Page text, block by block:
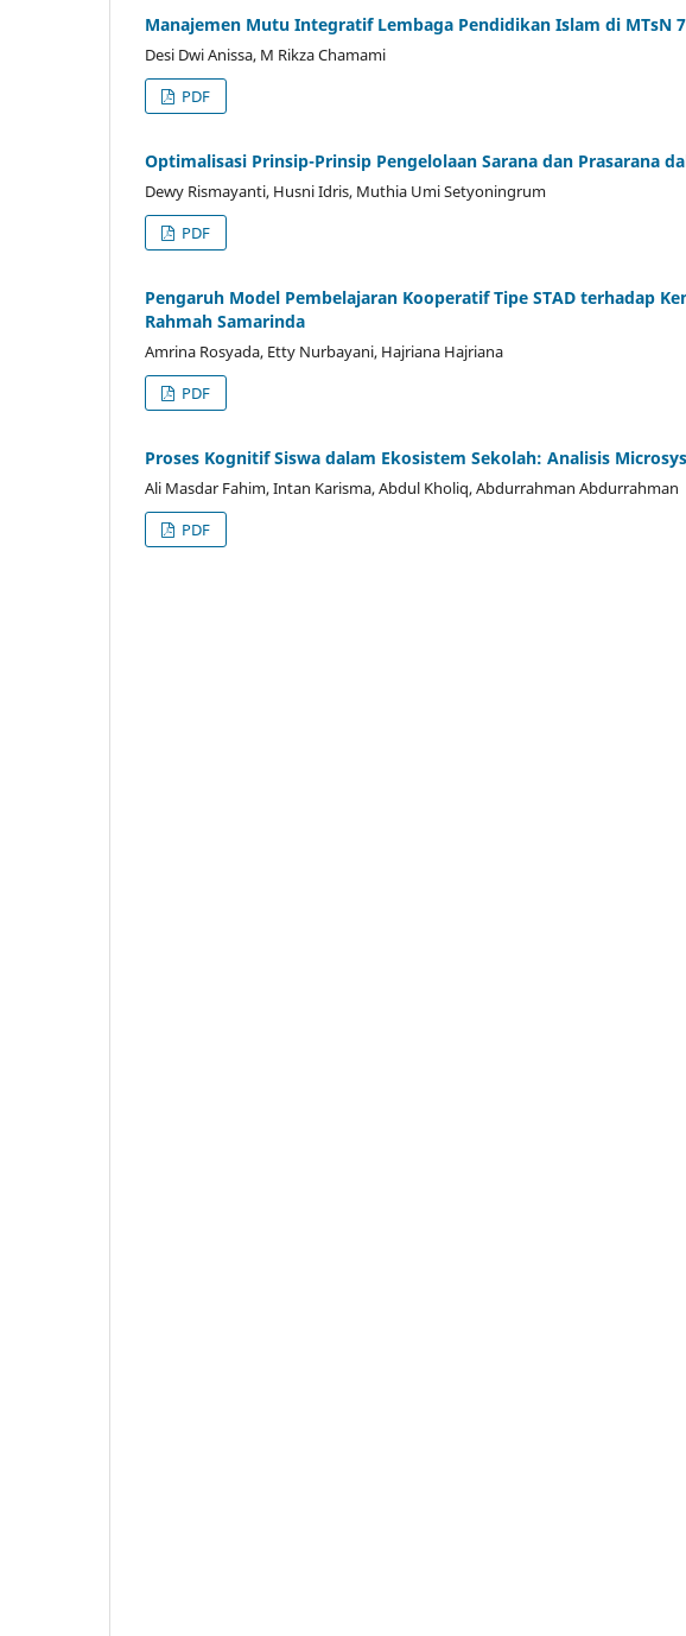
Manajemen Mutu Integratif Lembaga Pendidikan Islam di MTsN
Desi Dwi Anissa, M Rikza Chamami
PDF
Optimalisasi Prinsip-Prinsip Pengelolaan Sarana dan Prasarana
Dewy Rismayanti, Husni Idris, Muthia Umi Setyoningrum
PDF
Pengaruh Model Pembelajaran Kooperatif Tipe STAD terhadap
Rahmah Samarinda
Amrina Rosyada, Etty Nurbayani, Hajriana Hajriana
PDF
Proses Kognitif Siswa dalam Ekosistem Sekolah: Analisis
Ali Masdar Fahim, Intan Karisma, Abdul Kholiq, Abdurrahman Abdurrahman
PDF